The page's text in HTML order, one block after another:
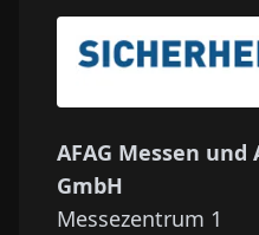
AFAG Messen
GmbH
Messezentrum 1